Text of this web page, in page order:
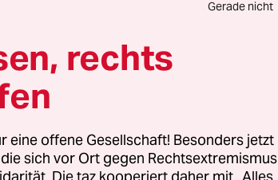
gilt es als
auf internationalem
des Landes auf
verschob mit
neuen Anleihe für
Gerade nicht
rechts
eine offene Gesellschaft! Besonders jetzt
sich vor Ort gegen Rechtsextremismus
Die taz kooperiert daher mit „Alles